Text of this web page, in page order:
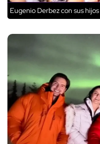
Eugenio Derbez con sus hijos